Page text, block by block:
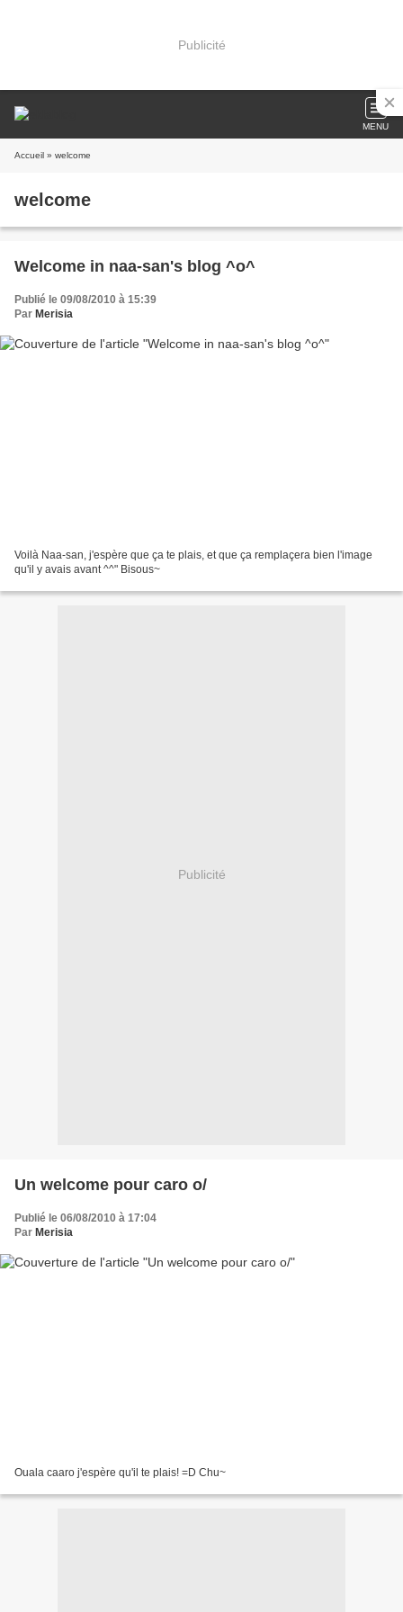
Publicité
MENU
Accueil » welcome
welcome
Welcome in naa-san's blog ^o^
Publié le 09/08/2010 à 15:39
Par Merisia
Voilà Naa-san, j'espère que ça te plais, et que ça remplaçera bien l'image
qu'il y avais avant ^^" Bisous~
Publicité
Un welcome pour caro o/
Publié le 06/08/2010 à 17:04
Par Merisia
Ouala caaro j'espère qu'il te plais! =D Chu~